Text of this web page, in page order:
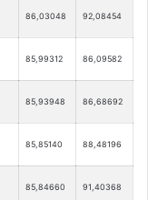
86,03048 92,08454
85,99312 86,09582
85,93948 86,68692
85,85140 88,48196
85,84660 91,40368